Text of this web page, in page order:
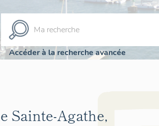
Accéder à la recherche avancée
Sainte-Agathe,